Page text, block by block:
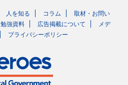
人を知る コラム
取材・お問い
勉強資料 広告掲載について
メデ
プライバシーポリシー